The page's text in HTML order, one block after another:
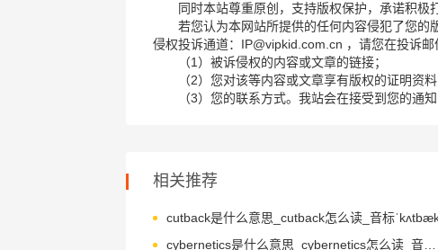
同时本站尊重原创，支持版权保护，承诺积极
若您认为本网站所提供的任何内容侵犯了您的
侵权投诉通道：IP@vipkid.com.cn ，请您在投诉邮
（1）被诉侵权的内容或文章的链接；
（2）您对该等内容或文章享有版权的证明资料
（3）您的联系方式。我站会在接受到您的通
相关推荐
cutback是什么意思_cutback怎么读_音标
cybernetics是什么意思_cybernetics怎么读_音标ˌsaɪbəˈnetɪks